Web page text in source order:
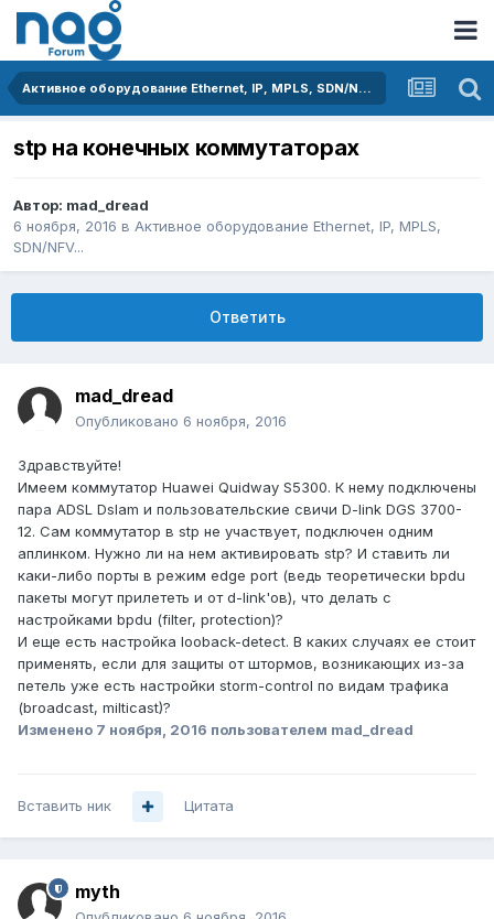
Активное оборудование Ethernet, IP, MPLS, SDN/NFV...
stp на конечных коммутаторах
Автор: mad_dread
6 ноября, 2016 в Активное оборудование Ethernet, IP, MPLS,
SDN/NFV...
Ответить
mad_dread
Опубликовано 6 ноября, 2016
Здравствуйте!
Имеем коммутатор Huawei Quidway S5300. К нему подключены
пара ADSL Dslam и пользовательские свичи D-link DGS 3700-
12. Сам коммутатор в stp не участвует, подключен одним
аплинком. Нужно ли на нем активировать stp? И ставить ли
каки-либо порты в режим edge port (ведь теоретически bpdu
пакеты могут прилететь и от d-link'ов), что делать с
настройками bpdu (filter, protection)?
И еще есть настройка looback-detect. В каких случаях ее стоит
применять, если для защиты от штормов, возникающих из-за
петель уже есть настройки storm-control по видам трафика
(broadcast, milticast)?
Изменено 7 ноября, 2016 пользователем mad_dread
Вставить ник Цитата
myth